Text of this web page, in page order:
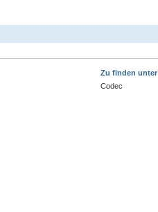
Zu finden unter
Codec